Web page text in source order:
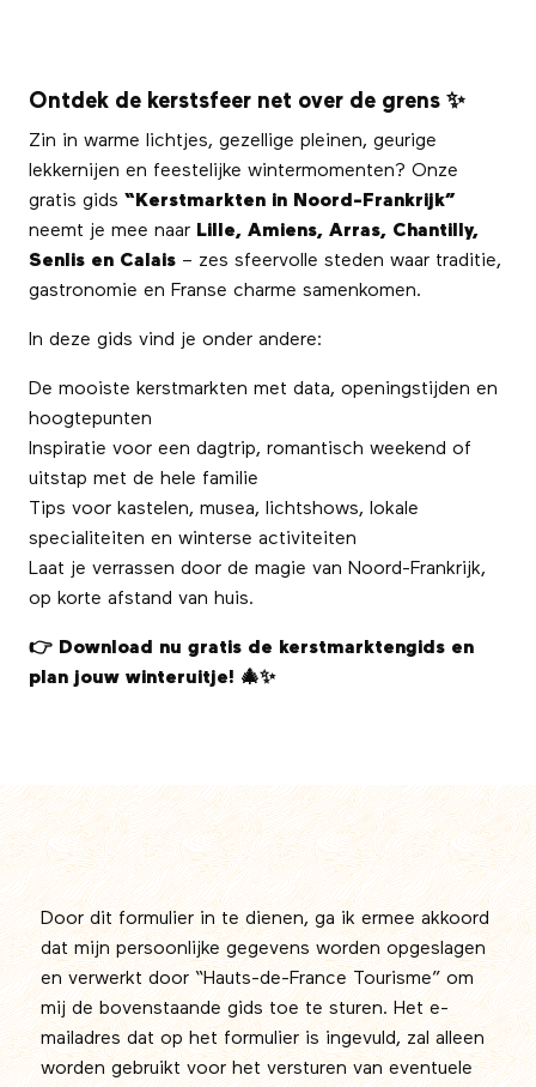
Ontdek de kerstsfeer net over de grens ✨
Zin in warme lichtjes, gezellige pleinen, geurige
lekkernijen en feestelijke wintermomenten? Onze
gratis gids “Kerstmarkten in Noord-Frankrijk”
neemt je mee naar Lille, Amiens, Arras, Chantilly,
Senlis en Calais – zes sfeervolle steden waar traditie,
gastronomie en Franse charme samenkomen.
In deze gids vind je onder andere:
De mooiste kerstmarkten met data, openingstijden en
hoogtepunten
Inspiratie voor een dagtrip, romantisch weekend of
uitstap met de hele familie
Tips voor kastelen, musea, lichtshows, lokale
specialiteiten en winterse activiteiten
Laat je verrassen door de magie van Noord-Frankrijk,
op korte afstand van huis.
👉 Download nu gratis de kerstmarktengids en
plan jouw winteruitje! 🎄✨
Door dit formulier in te dienen, ga ik ermee akkoord
dat mijn persoonlijke gegevens worden opgeslagen
en verwerkt door “Hauts-de-France Tourisme” om
mij de bovenstaande gids toe te sturen. Het e-
mailadres dat op het formulier is ingevuld, zal alleen
worden gebruikt voor het versturen van eventuele